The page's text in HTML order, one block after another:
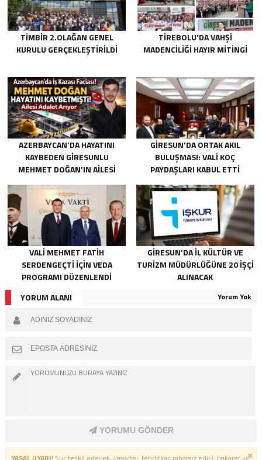
TİMBİR 2.OLAĞAN GENEL
KURULU GERÇEKLEŞTIRILDI
TIREBOLU’DA VAHŞI
MADENCILIĞI HAYIR MITINGI
AZERBAYCAN’DA HAYATINI
KAYBEDEN GIRESUNLU
MEHMET DOĞAN’IN AILESI
GIRESUN’DA ORTAK AKIL
BULUŞMASI: VALI KOÇ
PAYDAŞLARI KABUL ETTI
VALI MEHMET FATIH
SERDENGEÇTI İÇIN VEDA
PROGRAMI DÜZENLENDI
GIRESUN’DA İL KÜLTÜR VE
TURIZM MÜDÜRLÜĞÜNE 20 İŞÇI
ALINACAK
YORUM ALANI
Yorum Yok
YORUMU GÖNDER